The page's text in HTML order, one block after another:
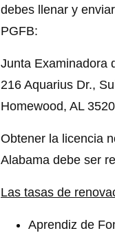
debes llenar y
PGFB:
Junta Examinadora
216 Aquarius Dr.,
Homewood, AL
Obtener la licencia
Alabama debe ser
Las tasas de
Aprendiz de